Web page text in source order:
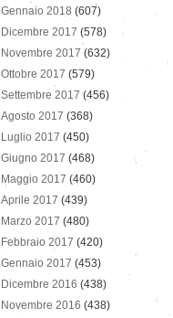
Gennaio 2018 (607)
Dicembre 2017 (578)
Novembre 2017 (632)
Ottobre 2017 (579)
Settembre 2017 (456)
Agosto 2017 (368)
Luglio 2017 (450)
Giugno 2017 (468)
Maggio 2017 (460)
Aprile 2017 (439)
Marzo 2017 (480)
Febbraio 2017 (420)
Gennaio 2017 (453)
Dicembre 2016 (438)
Novembre 2016 (438)